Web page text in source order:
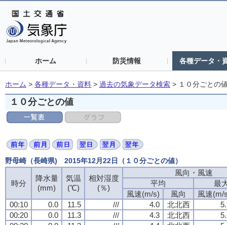
ホーム 防災情報 各種データ・
ホーム > 各種データ・資料 > 過去の気象データ検索 > １０分ごとの
１０分ごとの値
野母崎（長崎県) 2015年12月22日（１０分ごとの値）
時分
降水量
(mm)
気温
(℃)
相対湿度
(％)
風向・風速
平均
最
風速(m/s)
風向
風速(m/
00:10
0.0 11.5 /// 4.0 北北西
00:20
0.0 11.3 /// 4.3 北北西